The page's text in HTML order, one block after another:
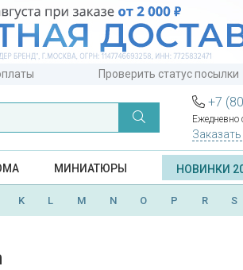
Проверить статус посылки
+7
Ежедневно
МИНИАТЮРЫ НОВИНКИ
K L M N O P R S